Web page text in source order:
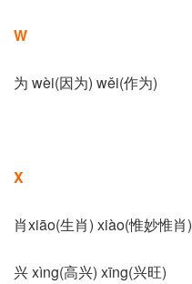
W
为 wèi(因为) wěi(作为)
X
肖xiāo(生肖) xiào(惟妙惟肖)
兴 xìng(高兴) xīng(兴旺)